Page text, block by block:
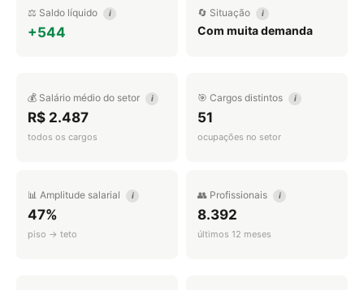
⚖️ Saldo líquido i
+544
🔄 Situação i
Com muita demanda
💰 Salário médio do setor i
R$ 2.487
todos os cargos
🎯 Cargos distintos i
51
ocupações no setor
📊 Amplitude salarial i
47%
piso → teto
👥 Profissionais i
8.392
últimos 12 meses